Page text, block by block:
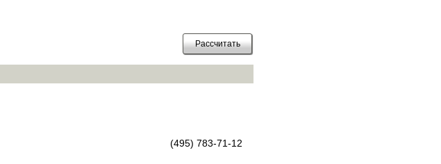
(495) 783-71-12